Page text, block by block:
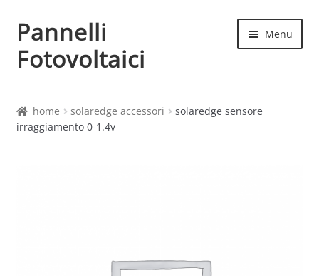
Vai
alla
navigazione
Vai
al
contenuto
Pannelli
Fotovoltaici
Menu
Cart
home solaredge accessori
solaredge sensore
irraggiamento 0-1.4v